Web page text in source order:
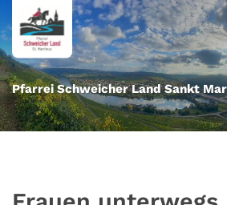
Zum Inhalt springen
Pfarrei Schweicher Land Sankt